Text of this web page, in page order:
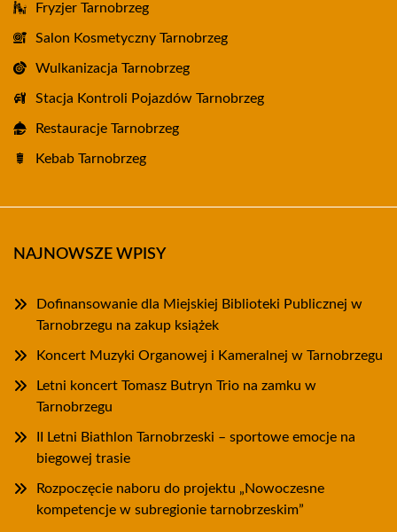
Fryzjer Tarnobrzeg
Salon Kosmetyczny Tarnobrzeg
Wulkanizacja Tarnobrzeg
Stacja Kontroli Pojazdów Tarnobrzeg
Restauracje Tarnobrzeg
Kebab Tarnobrzeg
NAJNOWSZE WPISY
Dofinansowanie dla Miejskiej Biblioteki Publicznej w
Tarnobrzegu na zakup książek
Koncert Muzyki Organowej i Kameralnej w Tarnobrzegu
Letni koncert Tomasz Butryn Trio na zamku w
Tarnobrzegu
II Letni Biathlon Tarnobrzeski – sportowe emocje na
biegowej trasie
Rozpoczęcie naboru do projektu „Nowoczesne
kompetencje w subregionie tarnobrzeskim”